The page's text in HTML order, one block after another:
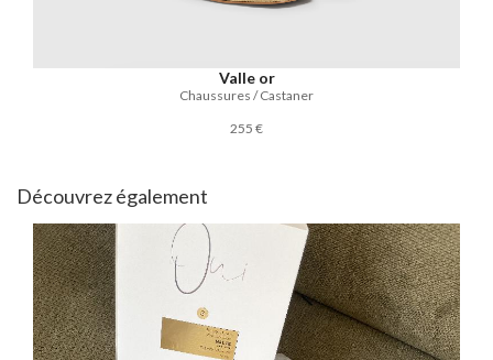
Valle or
Chaussures / Castaner
255 €
Découvrez également